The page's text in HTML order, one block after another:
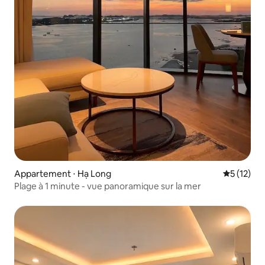
Appartement ⋅ Hạ Long
5 (12)
Plage à 1 minute - vue panoramique sur la mer